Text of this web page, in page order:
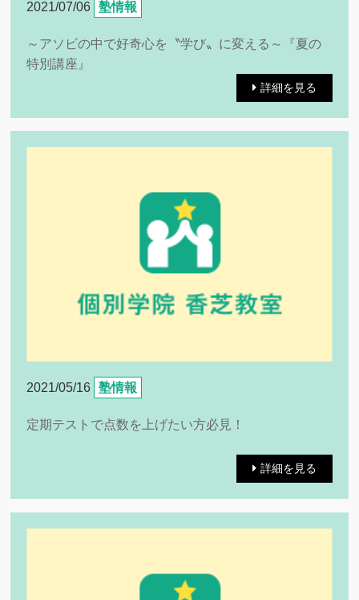
2021/07/06 塾情報
～アソビの中で好奇心を〝学び〟に変える～『夏の
特別講座』
詳細を見る
2021/05/16 塾情報
定期テストで点数を上げたい方必見！
詳細を見る